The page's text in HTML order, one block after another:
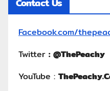
Facebook.com/
Twitter : @ThePeachy
YouTube :